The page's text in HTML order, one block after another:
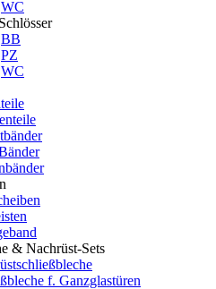
WC
BB
PZ
WC
& Nachrüst-Sets
f. Ganzglastüren